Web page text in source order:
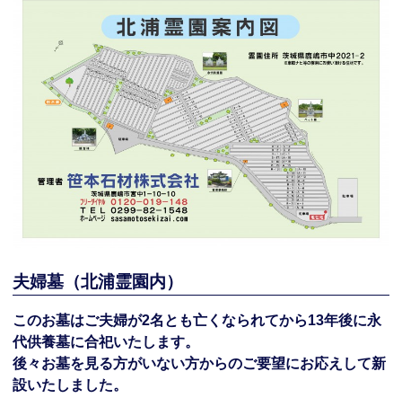
夫婦墓（北浦霊園内）
このお墓はご夫婦が2名とも亡くなられてから13年後に永
代供養墓に合祀いたします。
後々お墓を見る方がいない方からのご要望にお応えして新
設いたしました。